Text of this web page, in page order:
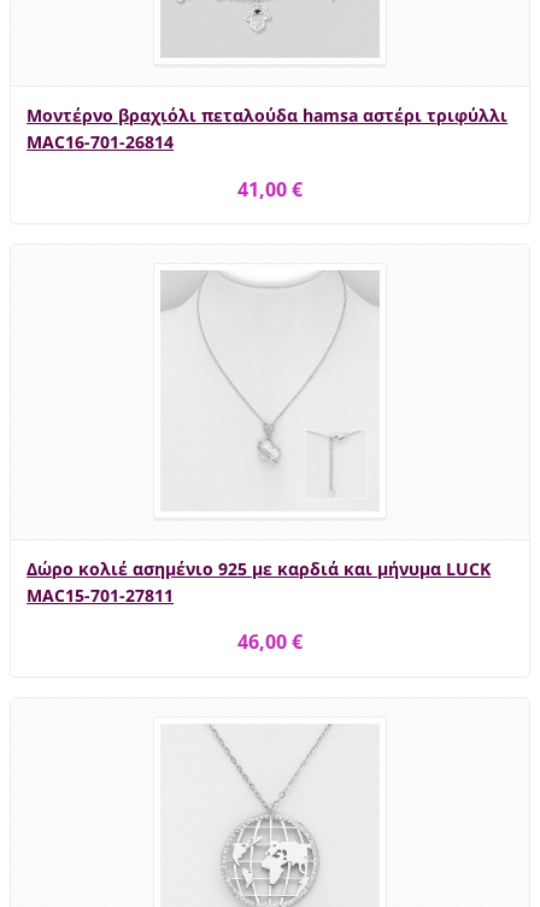
Μοντέρνο βραχιόλι πεταλούδα hamsa αστέρι τριφύλλι
MAC16-701-26814
41,00 €
Δώρο κολιέ ασημένιο 925 με καρδιά και μήνυμα LUCK
MAC15-701-27811
46,00 €